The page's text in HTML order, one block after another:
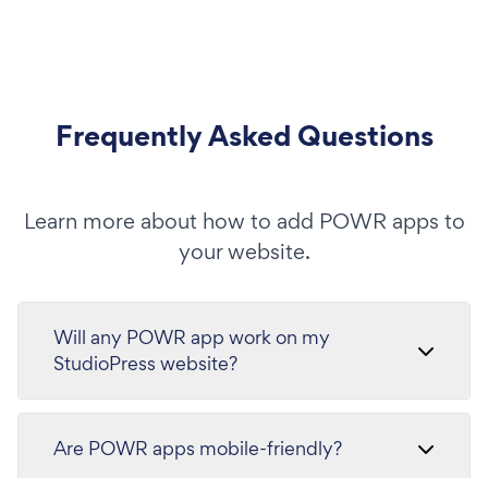
Frequently Asked Questions
Learn more about how to add POWR apps to
your website.
Will any POWR app work on my
StudioPress website?
Are POWR apps mobile-friendly?